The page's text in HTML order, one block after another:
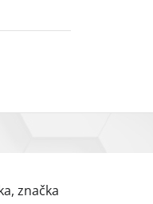
značka